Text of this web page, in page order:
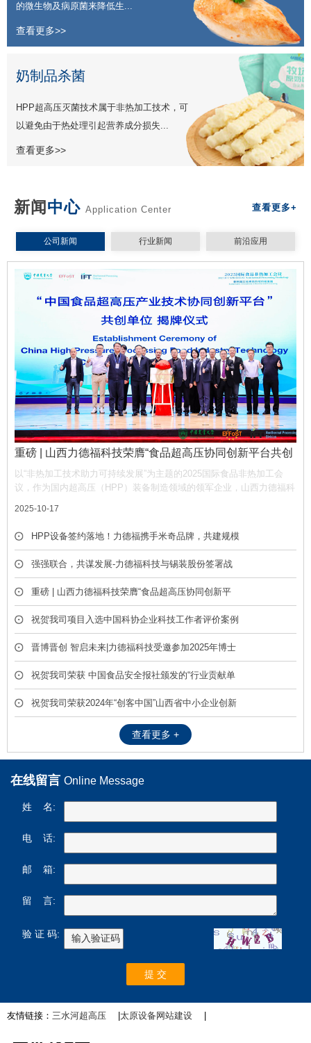
的微生物及病原菌来降低生...
查看更多>>
奶制品杀菌
HPP超高压灭菌技术属于非热加工技术，可
以避免由于热处理引起营养成分损失...
查看更多>>
新闻中心 Application Center 查看更多+
公司新闻 行业新闻 前沿应用
重磅 | 山西力德福科技荣膺“食品超高压协同创新平台共创
单位”，携手产业链共筑非热加工新生态
以“非热加工技术助力可持续发展”为主题的2025国际食品非热加工会
议，作为国内超高压（HPP）装备制造领域的领军企业，山西力德福科
号，彰显了公司在推动超高压技术产业化中的核心作用。
2025-10-17
HPP设备签约落地！力德福携手米奇品牌，共建规模
化冷榨饮品产线
强强联合，共谋发展-力德福科技与锡装股份签署战
略合作框架协议
重磅 | 山西力德福科技荣膺“食品超高压协同创新平
台共创单位”，携手产业链共筑非热加工新生态
祝贺我司项目入选中国科协企业科技工作者评价案例
库
晋博晋创 智启未来|力德福科技受邀参加2025年博士
后创新创业成果展
祝贺我司荣获 中国食品安全报社颁发的“行业贡献单
位” 荣誉称号
祝贺我司荣获2024年“创客中国”山西省中小企业创新
查看更多 +
在线留言 Online Message
姓 名:
电 话:
邮 箱:
留 言:
验 证 码:
友情链接： 三水河超高压 |太原设备网站建设 |